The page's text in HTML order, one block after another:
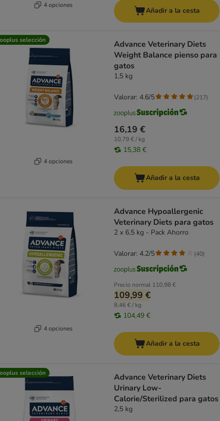
4 opciones
Añadir a la cesta
selección
4 opciones
Advance Veterinary Diets
Weight Balance pienso para
gatos
1,5 kg
16,19 €
10,79 € / kg
15,38 €
Valorar: 4.6/5 (217)
Añadir a la cesta
4 opciones
Advance Hypoallergenic
Veterinary Diets para gatos
2 x 6,5 kg - Pack Ahorro
Precio normal 110,98 €
109,99 €
8,46 € / kg
104,49 €
Valorar: 4.2/5 (40)
Añadir a la cesta
selección
Advance Veterinary Diets
Urinary Low-
Calorie/Sterilized para gatos
2,5 kg